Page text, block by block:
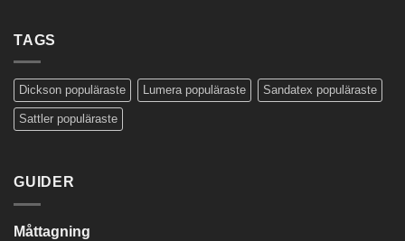
TAGS
Dickson populäraste Lumera populäraste Sandatex populäraste
Sattler populäraste
GUIDER
Måttagning